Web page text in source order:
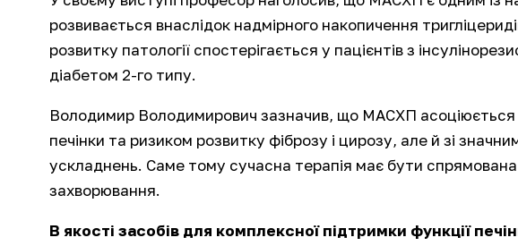
розвивається внаслідок надмірного накопичення
розвитку патології спостерігається у пацієнтів з
діабетом 2-го типу.
Володимир Володимирович зазначив, що МАСХП
печінки та ризиком розвитку фіброзу і цирозу, але й зі
ускладнень. Саме тому сучасна терапія має бути спрямована
захворювання.
В якості засобів для комплексної підтримки функції